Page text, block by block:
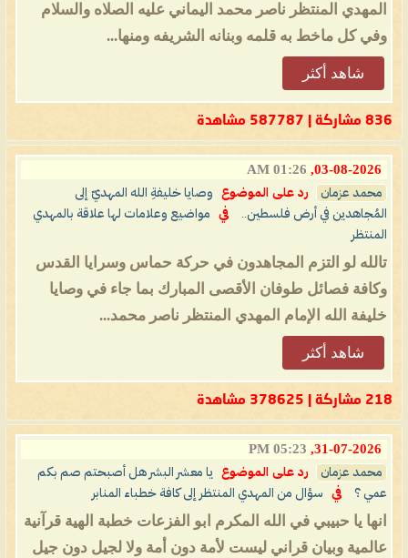
المهدي المنتظر ناصر محمد اليماني عليه الصلاه والسلام
وفي كل ماخط به قلمه وبنانه الشريفه ومنها...
شاهد أكثر
836 مشاركة | 587787 مشاهدة
03-08-2026,
01:26 AM
محمد عزمان رد على الموضوع
وصايا خليفةِ الله المهديّ إلى
المُجاهدين في أرض فلسطين..
في
مواضيع وعلامات لها علاقة بالمهدي
المنتظر
تالله لو التزم المجاهدون في حركة حماس وسرايا القدس
وكافة فصائل طوفان الأقصى المبارك بما جاء في وصايا
خليفة الله الإمام المهدي المنتظر ناصر محمد...
شاهد أكثر
218 مشاركة | 378625 مشاهدة
31-07-2026,
05:23 PM
محمد عزمان رد على الموضوع
يا معشر البشر هل أصبحتم صم بكم
عمي ؟
في سؤال من المهدي المنتظر إلى كافة خطباء المنابر
انها يا حبيبي في الله المكرم ابو الفزعات خطبة الهية قرآنية
عالمية وبيان قراني ليست لأمة دون أمة ولا لجيل دون جيل